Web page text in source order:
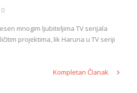
0
mnogim ljubiteljima TV serijala
projektima, lik Haruna u TV seriji
Kompletan Članak